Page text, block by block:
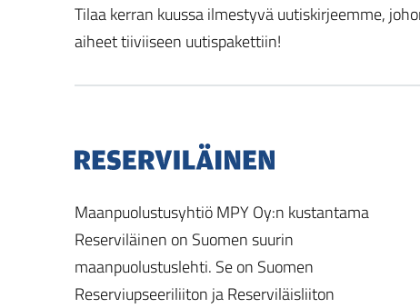
Tilaa kerran kuussa ilmestyvä uutiskirjeemme,
aiheet tiiviiseen uutispakettiin!
Maanpuolustusyhtiö MPY Oy:n kustantama
Reserviläinen on Suomen suurin
maanpuolustuslehti. Se on Suomen
Reserviupseeriliiton ja Reserviläisliiton